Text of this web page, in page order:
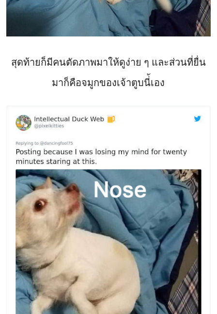
สุดท้ายก็มีคนตัดภาพมาให้ดูง่าย ๆ และส่วนที่ยื่น
มาก็คือจมูกของเจ้าตูบนี่้เอง